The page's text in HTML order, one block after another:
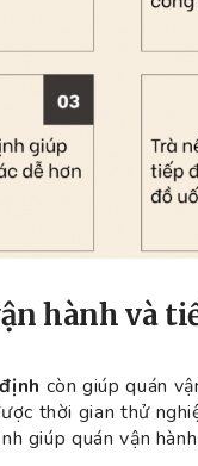
hành và
còn giúp quán
thời gian thử
giúp quán vận